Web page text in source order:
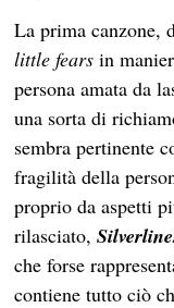
La prima canzone,
little fears in
persona amata da
una sorta di
sembra pertinente
fragilità della
proprio da aspetti
rilasciato,
che forse
contiene tutto ciò